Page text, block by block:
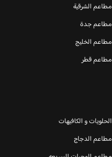
مطاعم الشرقية
مطاعم جدة
مطاعم الخليج
مطاعم قطر
الحلويات و الكافيهات ‎
مطاعم الدجاج